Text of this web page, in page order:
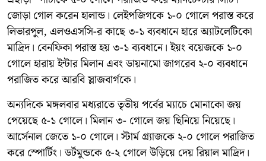
জোড়া গোল করেন হালান্ড। লেইপজিগকে ১-০ গোলে পরাস্ত করে
লিভারপুল, এলওএসসি-র কাছে ৩-১ ব্যবধানে হারে অ্যাটলেটিকো
মাদ্রিদ। বেনফিকা পরাস্ত হয় ৩-১ ব্যবধানে। ইয়ং বয়েজকে ১-০
গোলে হারায় ইন্টার মিলান এবং ডায়নামো জাগরেব ২-০ ব্যবধানে
পরাজিত করে আরবি স্লাজবার্গকে।
অন্যদিকে মঙ্গলবার মধ্যরাতে তৃতীয় পর্বের ম্যাচে মোনাকো জয়
পেয়েছে ৫-১ গোলে। মিলান ৩- গোলে জয় ছিনিয়ে নিয়েছে।
আর্সেনাল জেতে ১-০ গোলে। স্টার্ম গ্র্যাজকে ২-০ গোলে পরাজিত
করে স্পোর্টিং। ডর্টমুন্ডকে ৫-২ গোলে উড়িয়ে দেয় রিয়াল মাদ্রিদ।